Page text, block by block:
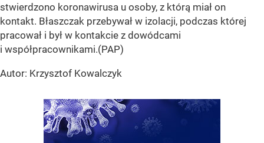
stwierdzono koronawirusa u osoby, z którą miał on
kontakt. Błaszczak przebywał w izolacji, podczas której
pracował i był w kontakcie z dowódcami
i współpracownikami.(PAP)
Autor: Krzysztof Kowalczyk